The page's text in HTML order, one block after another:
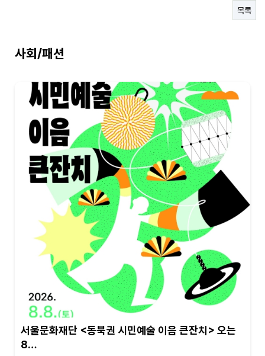
목록
사회/패션
서울문화재단 <동북권 시민예술 이음 큰잔치> 오는
8…